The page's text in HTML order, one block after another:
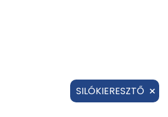
SILÓKIERESZTŐ ×